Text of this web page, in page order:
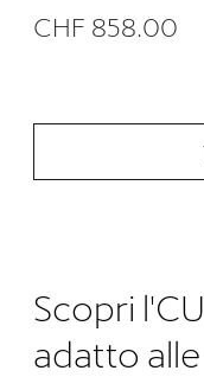
CHF 858.00
Scopri
adatto